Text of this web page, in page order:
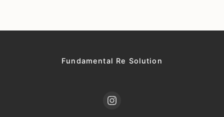
Fundamental Re Solution